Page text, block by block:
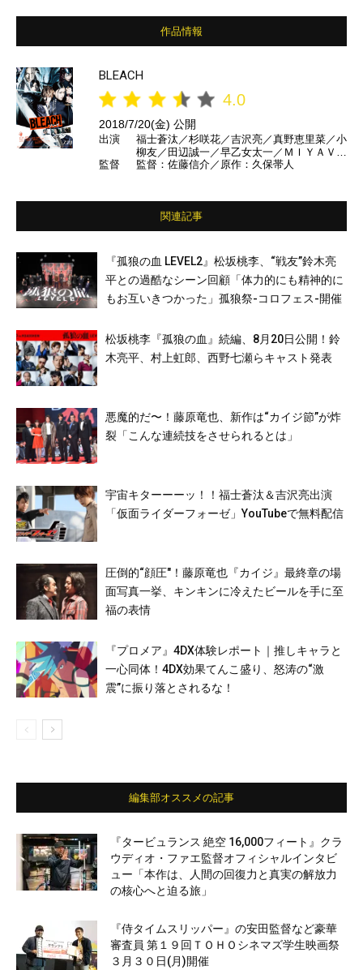
作品情報
BLEACH
4.0
2018/7/20(金) 公開
出演
福士蒼汰／杉咲花／吉沢亮／真野恵里菜／小
柳友／田辺誠一／早乙女太一／ＭＩＹＡＶＩ
／長澤まさみ／江口洋介 ほか
監督 監督：佐藤信介／原作：久保帯人
関連記事
『孤狼の血 LEVEL2』松坂桃李、“戦友”鈴木亮
平との過酷なシーン回顧「体力的にも精神的に
もお互いきつかった」孤狼祭-コロフェス-開催
松坂桃李『孤狼の血』続編、8月20日公開！鈴
木亮平、村上虹郎、西野七瀬らキャスト発表
悪魔的だ〜！藤原竜也、新作は“カイジ節”が炸
裂「こんな連続技をさせられるとは」
宇宙キターーーッ！！福士蒼汰＆吉沢亮出演
「仮面ライダーフォーゼ」YouTubeで無料配信
圧倒的“顔圧″！藤原竜也『カイジ』最終章の場
面写真一挙、キンキンに冷えたビールを手に至
福の表情
『プロメア』4DX体験レポート｜推しキャラと
一心同体！4DX効果てんこ盛り、怒涛の“激
震”に振り落とされるな！
編集部オススメの記事
『タービュランス 絶空 16,000フィート』クラ
ウディオ・ファエ監督オフィシャルインタビ
ュー「本作は、人間の回復力と真実の解放力
の核心へと迫る旅」
『侍タイムスリッパー』の安田監督など豪華
審査員 第１９回ＴＯＨＯシネマズ学生映画祭
３月３０日(月)開催